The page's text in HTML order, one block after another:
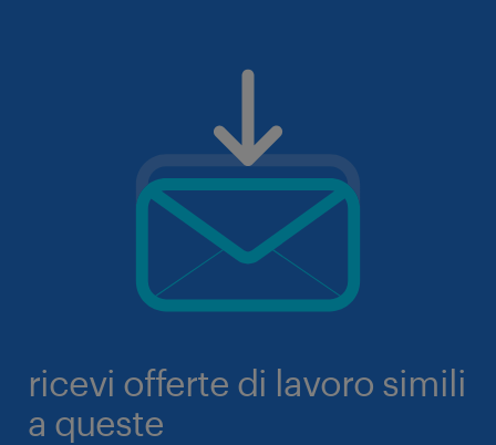
ricevi offerte di lavoro simili
a queste